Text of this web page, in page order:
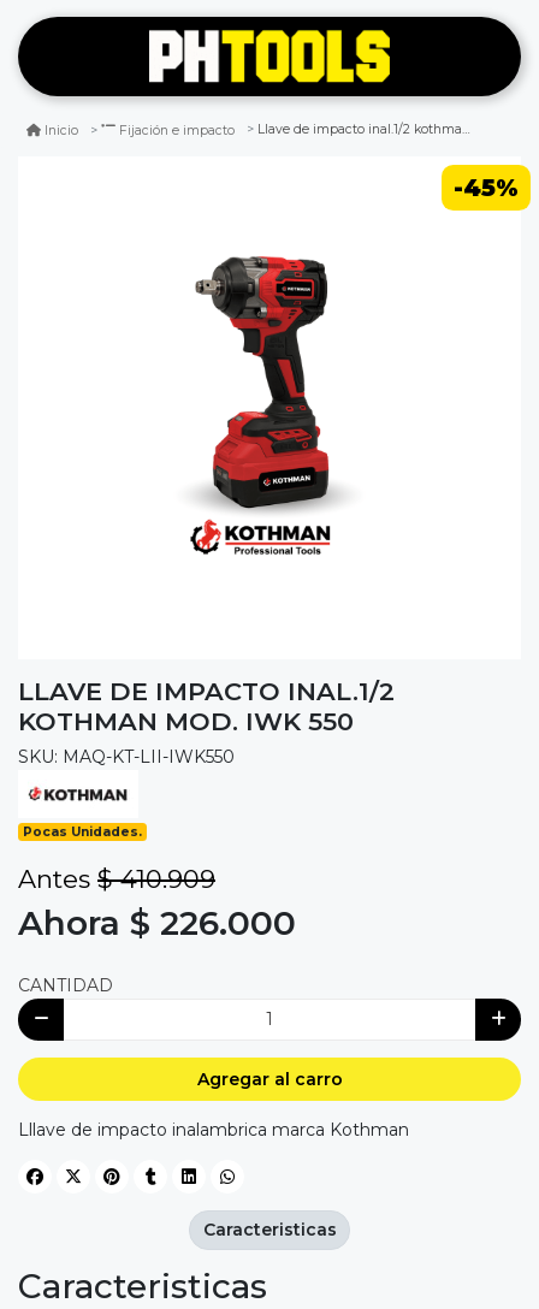
Inicio Fijación e impacto Llave de impacto inal.1/2 kothman mod. iwk 550
-45%
LLAVE DE IMPACTO INAL.1/2
KOTHMAN MOD. IWK 550
SKU: MAQ-KT-LII-IWK550
Pocas Unidades.
Antes $ 410.909
Ahora $ 226.000
CANTIDAD
Agregar al carro
Lllave de impacto inalambrica marca Kothman
Caracteristicas
Caracteristicas